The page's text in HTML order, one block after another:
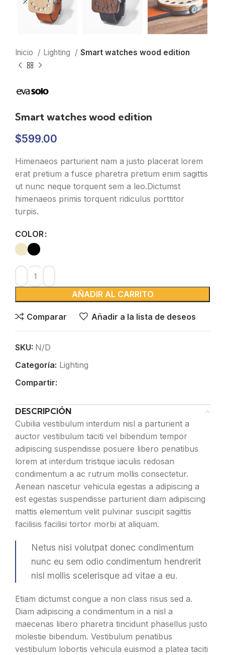
Inicio Lighting Smart watches wood edition
Smart watches wood edition
$599.00
Himenaeos parturient nam a justo placerat lorem
erat pretium a fusce pharetra pretium enim sagittis
ut nunc neque torquent sem a leo.Dictumst
himenaeos primis torquent ridiculus porttitor
turpis.
COLOR
AÑADIR AL CARRITO
Comparar Añadir a la lista de deseos
SKU: N/D
Categoría: Lighting
Compartir:
DESCRIPCIÓN
Cubilia vestibulum interdum nisl a parturient a
auctor vestibulum taciti vel bibendum tempor
adipiscing suspendisse posuere libero penatibus
lorem at interdum tristique iaculis redosan
condimentum a ac rutrum mollis consectetur.
Aenean nascetur vehicula egestas a adipiscing a
est egestas suspendisse parturient diam adipiscing
mattis elementum velit pulvinar suscipit sagittis
facilisis facilisi tortor morbi at aliquam.
Netus nisi volutpat donec condimentum
nunc eu sem odio condimentum hendrerit
nisl mollis scelerisque ad vitae a eu.
Etiam dictumst congue a non class risus sed a.
Diam adipiscing a condimentum in a nisl a
maecenas libero pharetra tincidunt phasellus justo
molestie bibendum. Vestibulum penatibus
vestibulum lobortis vehicula euismod a platea taciti